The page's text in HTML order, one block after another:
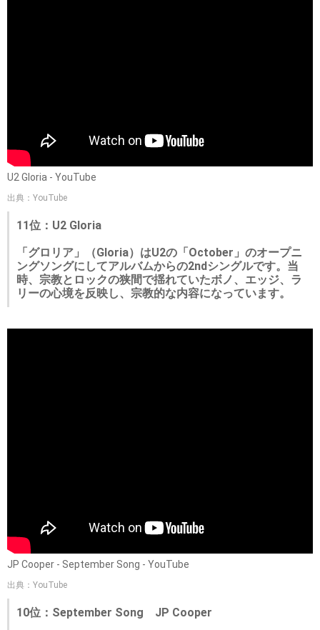
U2 Gloria - YouTube
出典：YouTube
11位：U2 Gloria
「グロリア」（Gloria）はU2の「October」のオープニ
ングソングにしてアルバムからの2ndシングルです。当
時、宗教とロックの狭間で揺れていたボノ、エッジ、ラ
リーの心境を反映し、宗教的な内容になっています。
JP Cooper - September Song - YouTube
出典：YouTube
10位：September Song JP Cooper